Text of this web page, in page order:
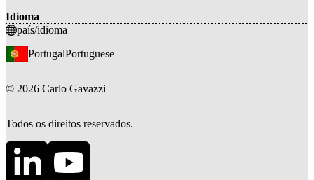
Idioma
país/idioma
PortugalPortuguese
© 2026 Carlo Gavazzi
Todos os direitos reservados.